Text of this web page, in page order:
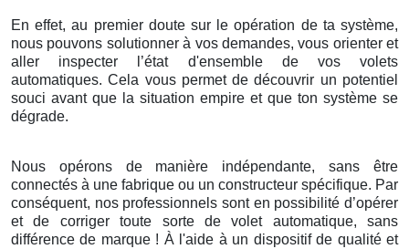
En effet, au premier doute sur le opération de ta système,
nous pouvons solutionner à vos demandes, vous orienter et
aller inspecter l’état d'ensemble de vos volets
automatiques. Cela vous permet de découvrir un potentiel
souci avant que la situation empire et que ton système se
dégrade.
Nous opérons de manière indépendante, sans être
connectés à une fabrique ou un constructeur spécifique. Par
conséquent, nos professionnels sont en possibilité d’opérer
et de corriger toute sorte de volet automatique, sans
différence de marque ! À l'aide à un dispositif de qualité et